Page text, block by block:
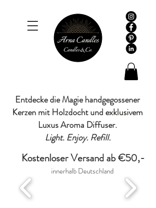
Kostenloser Versand ab €50,-
innerhalb Deutschland
Entdecke die Magie handgegossener
Kerzen mit Holzdocht und exklusivem
Luxus Aroma Diffuser.
Light. Enjoy. Refill.